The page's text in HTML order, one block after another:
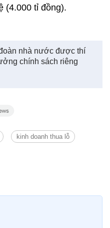
(4.000 tỉ đồng).
nhà nước được thí
chính sách riêng
kinh doanh thua lỗ